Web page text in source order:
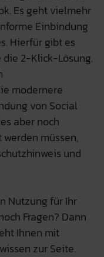
Es geht vielmehr
Einbindung
Hierfür gibt es
2-Klick-Lösung.
modernere
von Social
aber noch
müssen,
und
Nutzung für Ihr
Fragen? Dann
Ihnen mit
zur Seite.